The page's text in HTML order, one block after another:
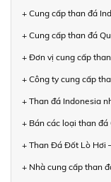
+ Cung cấp than đá
+ Cung cấp than đá
+ Đơn vị cung cấp
+ Công ty cung cấp
+ Than đá Indonesia
+ Bán các loại than
+ Than Đá Đốt Lò Hơi
+ Nhà cung cấp than